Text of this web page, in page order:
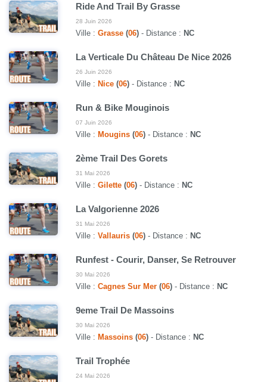
Ride And Trail By Grasse
28 Juin 2026
Ville : Grasse (06) - Distance : NC
La Verticale Du Château De Nice 2026
26 Juin 2026
Ville : Nice (06) - Distance : NC
Run & Bike Mouginois
07 Juin 2026
Ville : Mougins (06) - Distance : NC
2ème Trail Des Gorets
31 Mai 2026
Ville : Gilette (06) - Distance : NC
La Valgorienne 2026
31 Mai 2026
Ville : Vallauris (06) - Distance : NC
Runfest - Courir, Danser, Se Retrouver
30 Mai 2026
Ville : Cagnes Sur Mer (06) - Distance : NC
9eme Trail De Massoins
30 Mai 2026
Ville : Massoins (06) - Distance : NC
Trail Trophée
24 Mai 2026